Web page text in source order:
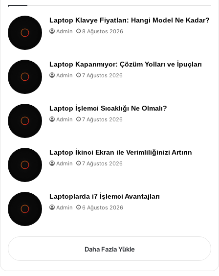
Laptop Klavye Fiyatları: Hangi Model Ne Kadar?
Admin 8 Ağustos 2026
Laptop Kapanmıyor: Çözüm Yolları ve İpuçları
Admin 7 Ağustos 2026
Laptop İşlemci Sıcaklığı Ne Olmalı?
Admin 7 Ağustos 2026
Laptop İkinci Ekran ile Verimliliğinizi Artırın
Admin 7 Ağustos 2026
Laptoplarda i7 İşlemci Avantajları
Admin 6 Ağustos 2026
Daha Fazla Yükle